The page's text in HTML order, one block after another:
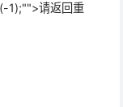
1);"">请返回重